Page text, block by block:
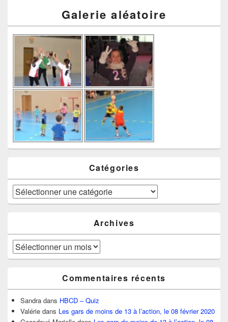
Galerie aléatoire
Catégories
Catégories
Archives
Archives
Commentaires récents
Sandra dans HBCD – Quiz
Valérie dans Les gars de moins de 13 à l’action, le 08 février 2020